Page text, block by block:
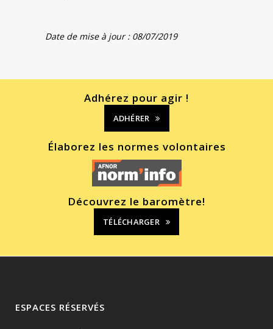
Date de mise à jour : 08/07/2019
Adhérez pour agir !
ADHÉRER
Élaborez les normes volontaires
Découvrez le baromètre!
TÉLÉCHARGER
ESPACES RÉSERVÉS